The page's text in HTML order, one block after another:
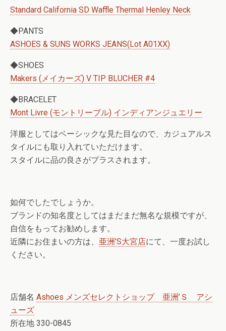
Standard California SD Waffle Thermal Henley Neck
◆PANTS
ASHOES & SUNS WORKS JEANS(Lot A01XX)
◆SHOES
Makers (メイカーズ) V TIP BLUCHER #4
◆BRACELET
Mont Livre (モントリーブル) インディアンジュエリー
洋服としてはベーシックな見た目なので、カジュアルス
タイルにも取り入れていただけます。
スタイルに品の良さがプラスされます。
如何でしたでしょうか。
ブランドの知名度としてはまだまだ無名な規模ですが、
自信をもってお勧めします。
近隣にお住まいの方は、 亜洲’S大宮店にて、一度お試し
ください。
店舗名 Ashoes メンズセレクトショップ 亜洲’Ｓ アシ
ューズ
所在地 330-0845